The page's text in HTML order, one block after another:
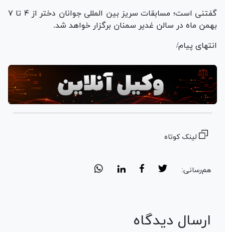
گفتنی است؛ مسابقات سریز بین المللی جوانان دختر از ۴ تا ۷
بهمن ماه در سالن غدیر سمنان برگزار خواهد شد.
انتهای پیام/
لینک کوتاه
هم‌رسانی:
ارسال دیدگاه